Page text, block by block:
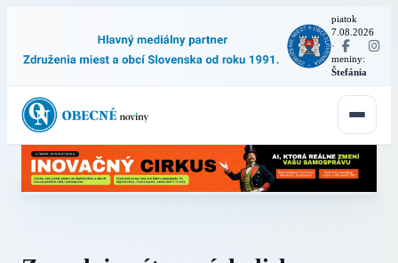
piatok
7.08.2026
·
meniny:
Štefánia